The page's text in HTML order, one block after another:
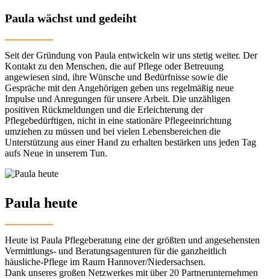
Paula wächst und gedeiht
Seit der Gründung von Paula entwickeln wir uns stetig weiter. Der
Kontakt zu den Menschen, die auf Pflege oder Betreuung
angewiesen sind, ihre Wünsche und Bedürfnisse sowie die
Gespräche mit den Angehörigen geben uns regelmäßig neue
Impulse und Anregungen für unsere Arbeit. Die unzähligen
positiven Rückmeldungen und die Erleichterung der
Pflegebedürftigen, nicht in eine stationäre Pflegeeinrichtung
umziehen zu müssen und bei vielen Lebensbereichen die
Unterstützung aus einer Hand zu erhalten bestärken uns jeden Tag
aufs Neue in unserem Tun.
Paula heute
Heute ist Paula Pflegeberatung eine der größten und angesehensten
Vermittlungs- und Beratungsagenturen für die ganzheitlich
häusliche-Pflege im Raum Hannover/Niedersachsen.
Dank unseres großen Netzwerkes mit über 20 Partnerunternehmen